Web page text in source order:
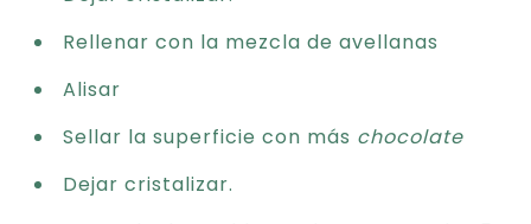
Rellenar con la mezcla de avellanas
Alisar
Sellar la superficie con más chocolate
Dejar cristalizar.